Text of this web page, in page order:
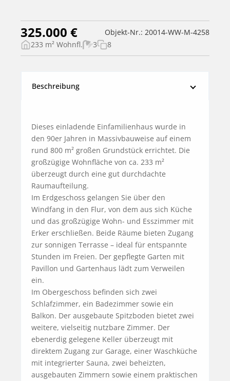
325.000 €
Objekt-Nr.: 20014-WW-M-4258
233 m² Wohnfl.
3 8
Beschreibung
Dieses einladende Einfamilienhaus wurde in
den 90er Jahren in Massivbauweise auf einem
rund 800 m² großen Grundstück errichtet. Die
großzügige Wohnfläche von ca. 233 m²
überzeugt durch eine gut durchdachte
Raumaufteilung.
Im Erdgeschoss gelangen Sie über den
Windfang in den Flur, von dem aus sich Küche
und das großzügige Wohn- und Esszimmer mit
Erker erschließen. Beide Räume bieten Zugang
zur sonnigen Terrasse – ideal für entspannte
Stunden im Freien. Der gepflegte Garten mit
Pavillon und Gartenhaus lädt zum Verweilen
ein.
Im Obergeschoss befinden sich zwei
Schlafzimmer, ein Badezimmer sowie ein
Balkon. Der ausgebaute Spitzboden bietet zwei
weitere, vielseitig nutzbare Zimmer. Der
ebenerdig gelegene Keller überzeugt mit
direktem Zugang zur Garage, einer Waschküche
mit integrierter Sauna, zwei beheizten,
ausgebauten Zimmern sowie einem praktischen